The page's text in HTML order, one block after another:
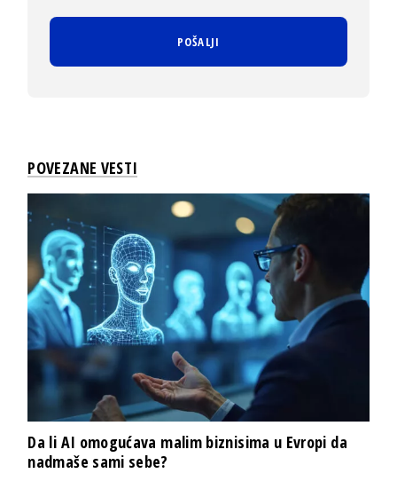
POVEZANE VESTI
Da li AI omogućava malim biznisima u Evropi da
nadmaše sami sebe?